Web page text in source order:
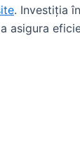
. Investiția
asigura